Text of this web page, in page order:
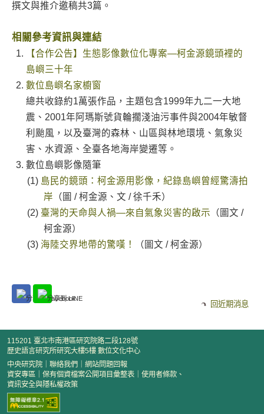
撰文與推介邀稿共3篇。
相關參考資訊與連結
【合作公告】生態影像數位化專案—柯金源鏡頭裡的
島嶼三十年
數位島嶼名家櫥窗
總共收錄約1萬張作品，主題包含1999年九二一大地
震、2001年阿瑪斯號貨輪擱淺油污事件與2004年敏督
利颱風，以及臺灣的森林、山區與林地環境、氣象災
害、水資源、全臺各地海岸變遷等。
數位島嶼影像隨筆
島民的鏡頭：柯金源用影像，紀錄島嶼曾經驚濤拍
岸 （圖 / 柯金源、文 / 徐千禾）
臺灣的天命與人禍—來自氣象災害的啟示 （圖文 /
柯金源）
海陸交界地帶的驚嘆！
（圖文 / 柯金源）
回近期消息
115201 臺北市南港區研究院路二段128號
歷史語言研究所研究大樓5樓 數位文化中心
中央研究院
聯絡我們
網站問題回報
資安專區
保有個資檔案公開項目彙整表
使用者條款、
資訊安全與隱私權政策